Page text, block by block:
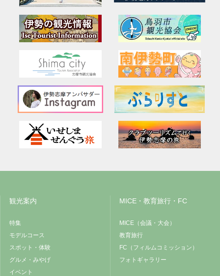
観光案内
特集
モデルコース
スポット・体験
グルメ・みやげ
イベント
MICE・教育旅行・FC
MICE（会議・大会）
教育旅行
FC（フィルムコミッション）
フォトギャラリー